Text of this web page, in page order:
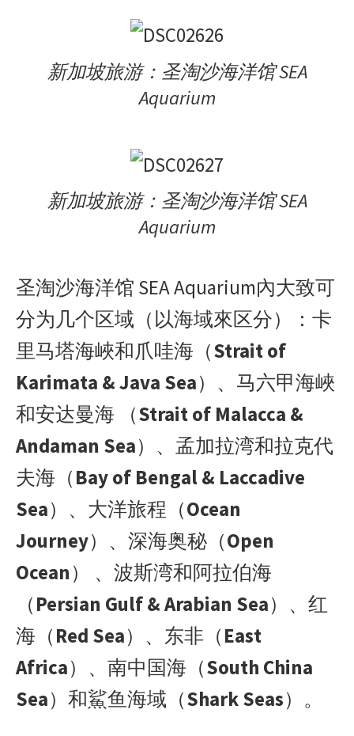
新加坡旅游：圣淘沙海洋馆 SEA
Aquarium
新加坡旅游：圣淘沙海洋馆 SEA
Aquarium
圣淘沙海洋馆 SEA Aquarium內大致可
分为几个区域（以海域來区分）：卡
里马塔海峽和爪哇海（Strait of
Karimata & Java Sea）、马六甲海峽
和安达曼海 （Strait of Malacca &
Andaman Sea）、孟加拉湾和拉克代
夫海（Bay of Bengal & Laccadive
Sea）、大洋旅程（Ocean
Journey）、深海奥秘（Open
Ocean） 、波斯湾和阿拉伯海
（Persian Gulf & Arabian Sea）、红
海（Red Sea）、东非（East
Africa）、南中国海（South China
Sea）和鯊鱼海域（Shark Seas）。